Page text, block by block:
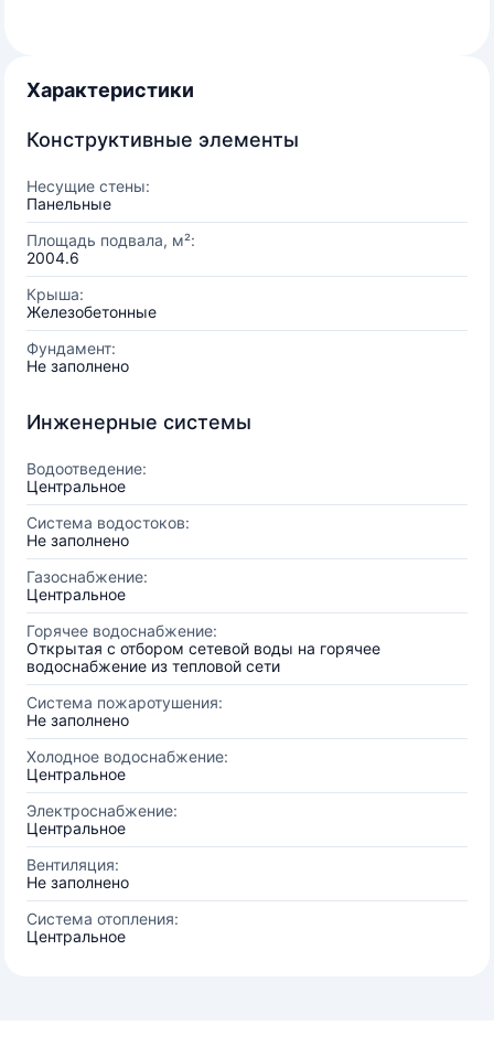
Характеристики
Конструктивные элементы
Несущие стены:
Панельные
Площадь подвала, м²:
2004.6
Крыша:
Железобетонные
Фундамент:
Не заполнено
Инженерные системы
Водоотведение:
Центральное
Система водостоков:
Не заполнено
Газоснабжение:
Центральное
Горячее водоснабжение:
Открытая с отбором сетевой воды на горячее
водоснабжение из тепловой сети
Система пожаротушения:
Не заполнено
Холодное водоснабжение:
Центральное
Электроснабжение:
Центральное
Вентиляция:
Не заполнено
Система отопления:
Центральное